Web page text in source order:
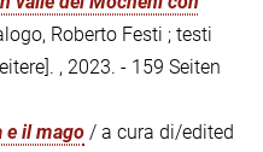
Roberto Festi ; testi
, 2023. - 159 Seiten
e il mago / a cura di/edited